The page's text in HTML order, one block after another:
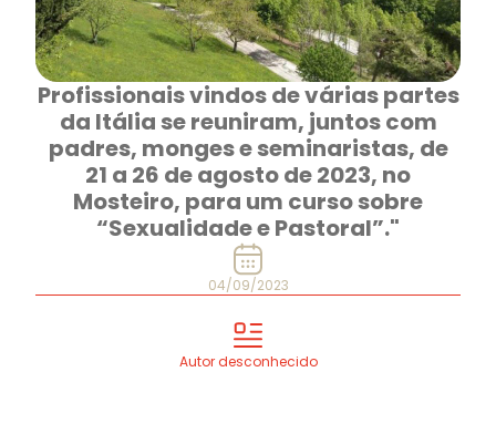
04/09/2023
Autor desconhecido
Profissionais vindos de várias partes
da Itália se reuniram, juntos com
padres, monges e seminaristas, de
21 a 26 de agosto de 2023, no
Mosteiro, para um curso sobre
“Sexualidade e Pastoral”."